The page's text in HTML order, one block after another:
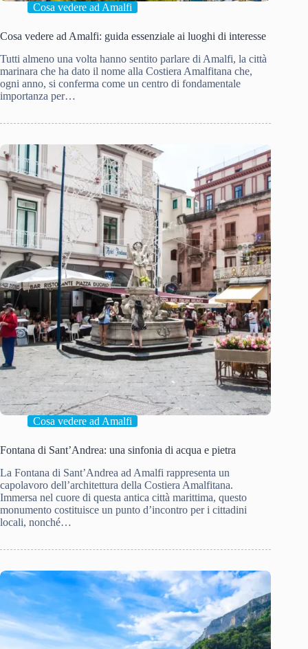
Cosa vedere ad Amalfi
Cosa vedere ad Amalfi: guida essenziale ai luoghi di interesse
Tutti almeno una volta hanno sentito parlare di Amalfi, la città
marinara che ha dato il nome alla Costiera Amalfitana che,
ogni anno, si conferma come un centro di fondamentale
importanza per…
Cosa vedere ad Amalfi
Fontana di Sant’Andrea: una sinfonia di acqua e pietra
La Fontana di Sant’Andrea ad Amalfi rappresenta un
capolavoro dell’architettura della Costiera Amalfitana.
Immersa nel cuore di questa antica città marittima, questo
monumento costituisce un punto d’incontro per i cittadini
locali, nonché…